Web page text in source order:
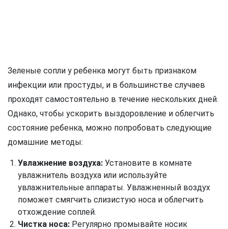
Зеленые сопли у ребенка могут быть признаком
инфекции или простуды, и в большинстве случаев
проходят самостоятельно в течение нескольких дней.
Однако, чтобы ускорить выздоровление и облегчить
состояние ребенка, можно попробовать следующие
домашние методы:
Увлажнение воздуха: Установите в комнате
увлажнитель воздуха или используйте
увлажнительные аппараты. Увлажненный воздух
поможет смягчить слизистую носа и облегчить
отхождение соплей.
Чистка носа: Регулярно промывайте носик